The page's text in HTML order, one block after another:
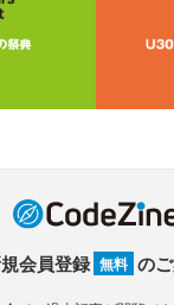
会員登録 無料 の